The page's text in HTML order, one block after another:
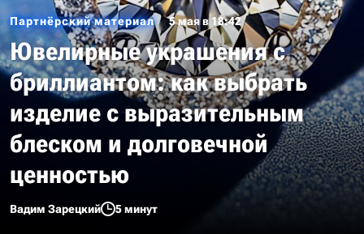
Партнёрский материал 5 мая в 18:42
Ювелирные украшения с
бриллиантом: как выбрать
изделие с выразительным
блеском и долговечной
ценностью
Вадим Зарецкий 5 минут